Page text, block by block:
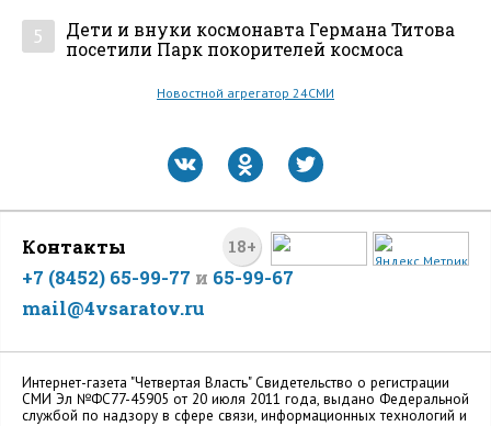
5
Дети и внуки космонавта Германа Титова
посетили Парк покорителей космоса
Новостной агрегатор 24СМИ
18+
Контакты
+7 (8452) 65-99-77 и 65-99-67
mail@4vsaratov.ru
Интернет-газета "Четвертая Власть" Cвидетельство о регистрации
СМИ Эл №ФС77-45905 от 20 июля 2011 года, выдано Федеральной
службой по надзору в сфере связи, информационных технологий и